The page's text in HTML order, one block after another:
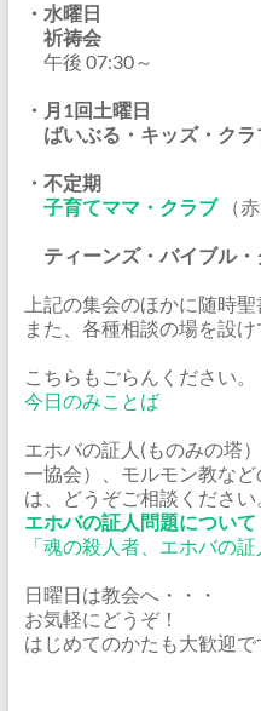
・水曜日
祈祷会
午後 07:30～
・月1回土曜日
ばいぶる・キッズ・クラ
・不定期
子育てママ・クラブ（赤
ティーンズ・バイブル・
上記の集会のほかに随時
また、各種相談の場を設け
こちらもごらんください。
今日のみことば
エホバの証人(ものみの塔
一協会）、モルモン教な
は、どうぞご相談ください
エホバの証人問題について
「魂の殺人者、エホバの証
日曜日は教会へ・・・
お気軽にどうぞ！
はじめてのかたも大歓迎で